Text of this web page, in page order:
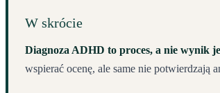
W skrócie
Diagnoza ADHD to proces, a nie wynik
wspierać ocenę, ale same nie